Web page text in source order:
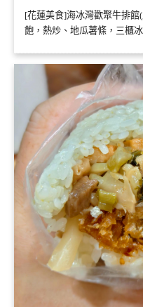
[花蓮美食]海冰灣歡聚牛排館
飽，熱炒、地瓜薯條，三櫃